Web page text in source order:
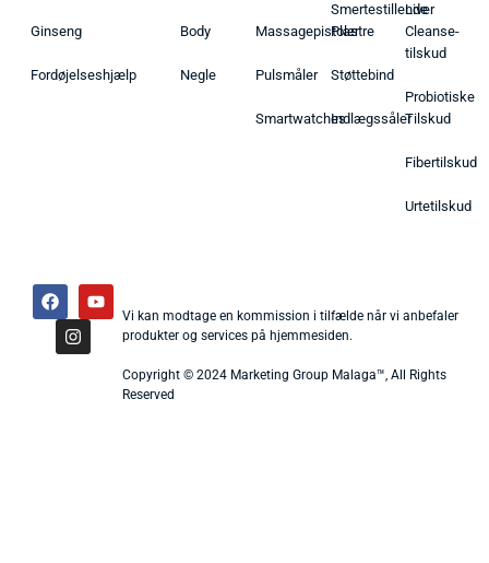
Ginseng
Fordøjelseshjælp
Body
Negle
Massagepistoler
Pulsmåler
Smartwatches
Smertestillende
Plastre
Støttebind
Indlægssåler
Liver
Cleanse-
tilskud
Probiotiske
Tilskud
Fibertilskud
Urtetilskud
Vi kan modtage en kommission i tilfælde når vi anbefaler
produkter og services på hjemmesiden.
Copyright © 2024 Marketing Group Malaga™, All Rights
Reserved